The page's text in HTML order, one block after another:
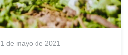
de mayo de 2021